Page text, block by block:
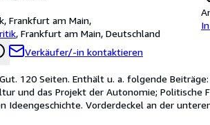
Frankfurt am Main,
, Frankfurt am Main, Deutschland
Verkäufer/-in kontaktieren
120 Seiten. Enthält u. a. folgende
und das Projekt der Autonomie; Politische
Ideengeschichte. Vorderdeckel an der